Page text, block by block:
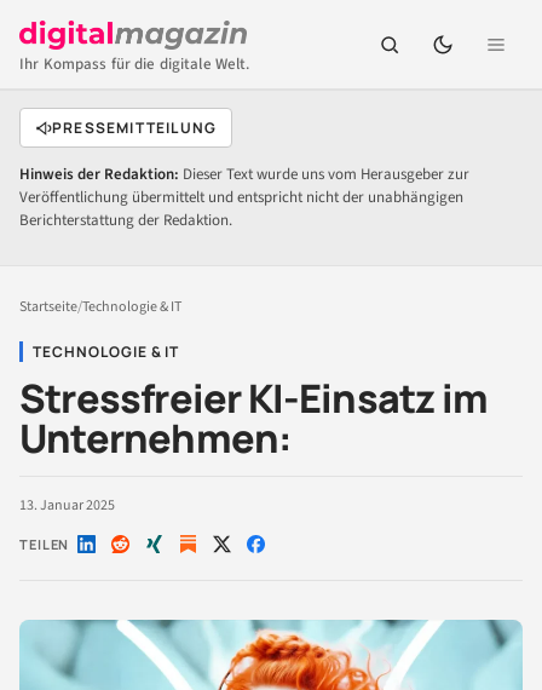
Ihr Kompass für die digitale Welt.
PRESSEMITTEILUNG
Hinweis der Redaktion: Dieser Text wurde uns vom Herausgeber zur
Veröffentlichung übermittelt und entspricht nicht der unabhängigen
Berichterstattung der Redaktion.
Startseite/Technologie & IT
TECHNOLOGIE & IT
Stressfreier KI-Einsatz im
Unternehmen:
13. Januar 2025
TEILEN Auf Auf Auf Auf Auf